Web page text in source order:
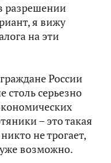
разрешении
я вижу
на эти
России
столь серьезно
– это такая
не трогает,
возможно.